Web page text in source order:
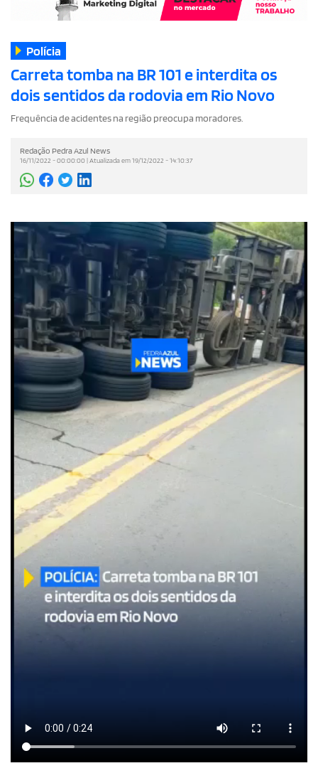
Polícia
Carreta tomba na BR 101 e interdita os
dois sentidos da rodovia em Rio Novo
Frequência de acidentes na região preocupa moradores.
Redação Pedra Azul News
16/11/2022 - 00:00:00 | Atualizada em 19/12/2022 - 14:10:37